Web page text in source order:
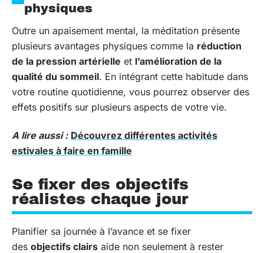
physiques
Outre un apaisement mental, la méditation présente
plusieurs avantages physiques comme la réduction
de la pression artérielle et l’amélioration de la
qualité du sommeil. En intégrant cette habitude dans
votre routine quotidienne, vous pourrez observer des
effets positifs sur plusieurs aspects de votre vie.
A lire aussi : Découvrez différentes activités
estivales à faire en famille
Se fixer des objectifs
réalistes chaque jour
Planifier sa journée à l’avance et se fixer
des objectifs clairs aide non seulement à rester